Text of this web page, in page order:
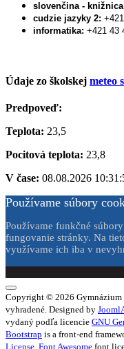
slovenčina -
cudzie jazyky 2:
informatika: +421 43
Údaje zo školskej meteo
Predpoveď:
Teplota: 23,5
Pocitová teplota: 23,8
V čase: 08.08.2026
Používame súbory
Používame funkčné
fungovanie stránky. Na
využívame ich iba v
Copyright © 2026 Gymnázium
vyhradené. Designed by
vydaný podľa licencie GNU
Bootstrap is a front-end
License. Font Awesome font